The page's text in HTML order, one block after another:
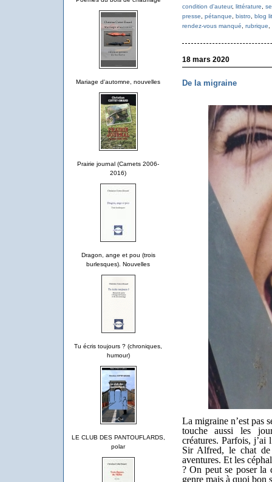
Mariage d'automne, nouvelles
Prairie journal (Carnets 2006-
2016)
Dragon, ange et pou (trois
burlesques). Nouvelles
Tu écris toujours ? (chroniques,
humour)
LE CLUB DES PANTOUFLARDS,
polar
condition d'auteur, littérature
presse
pétanque bistro
blog
rendez-vous manqué
rubrique
18 mars 2020
De la migraine
La migraine n’est pas
touche aussi les
créatures. Parfois, j’ai
Sir Alfred, le chat
aventures. Et les
? On peut se poser la
genre mais à quoi bon